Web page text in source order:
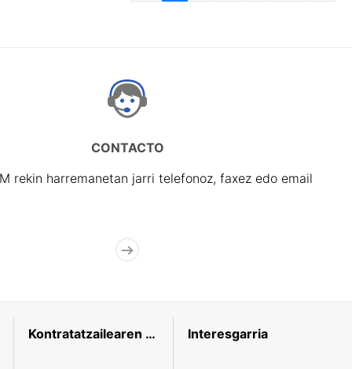
CONTACTO
rekin harremanetan jarri telefonoz, faxez edo email
Kontratatzailearen profila Interesgarria